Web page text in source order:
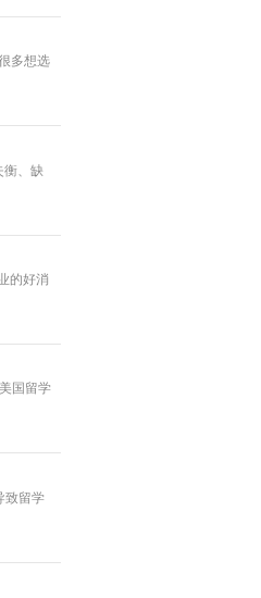
多想选
衡、缺
的好消
国留学
致留学